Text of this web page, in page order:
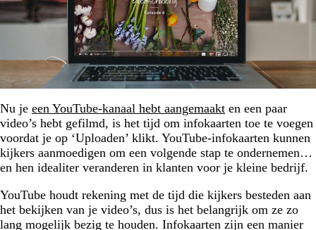
Nu je een YouTube-kanaal hebt aangemaakt en een paar
video’s hebt gefilmd, is het tijd om infokaarten toe te voegen
voordat je op ‘Uploaden’ klikt. YouTube-infokaarten kunnen
kijkers aanmoedigen om een volgende stap te ondernemen…
en hen idealiter veranderen in klanten voor je kleine bedrijf.
YouTube houdt rekening met de tijd die kijkers besteden aan
het bekijken van je video’s, dus is het belangrijk om ze zo
lang mogelijk bezig te houden. Infokaarten zijn een manier